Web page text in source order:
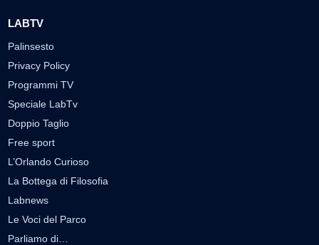
LABTV
Palinsesto
Privacy Policy
Programmi TV
Speciale LabTv
Doppio Taglio
Free sport
L’Orlando Curioso
La Bottega di Filosofia
Labnews
Le Voci del Parco
Parliamo di…